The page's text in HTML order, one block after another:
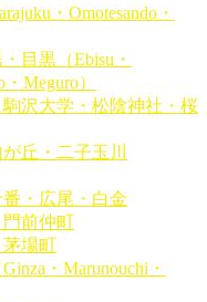
・Omotesando・
目黒（Ebisu・
Meguro）
沢大学・松陰神社・桜
丘・二子玉川
・広尾・白金
前仲町
場町
・Marunouchi・